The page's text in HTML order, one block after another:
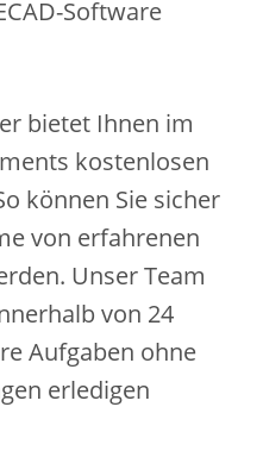
Software
bietet Ihnen im
kostenlosen
können Sie sicher
von erfahrenen
Unser Team
von 24
Aufgaben ohne
erledigen